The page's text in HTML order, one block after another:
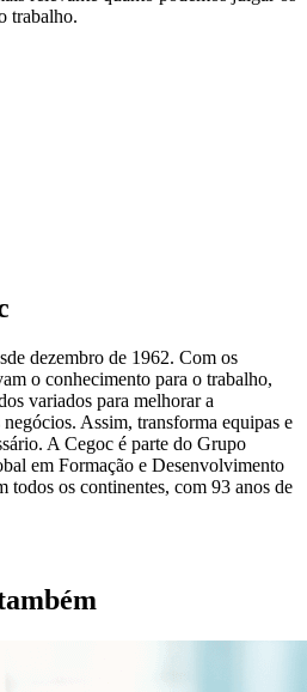
trabalho.
dezembro de 1962. Com os
o conhecimento para o trabalho,
variados para melhorar a
Assim, transforma equipas e
A Cegoc é parte do Grupo
em Formação e Desenvolvimento
todos os continentes, com 93 anos de